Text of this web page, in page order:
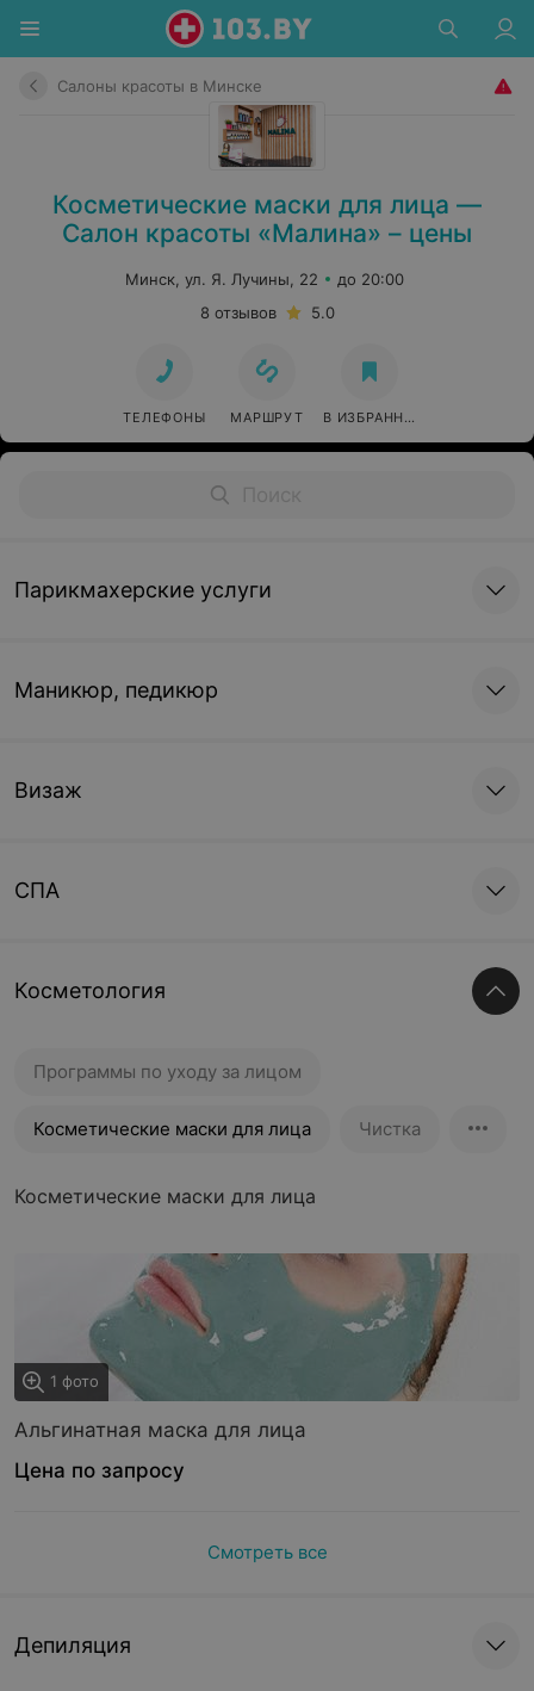
Салоны красоты в Минске
Косметические маски для лица —
Салон красоты «Малина» – цены
Минск, ул. Я. Лучины, 22
до 20:00
8 отзывов
5.0
ТЕЛЕФОНЫ МАРШРУТ В ИЗБРАННОЕ
Парикмахерские услуги
Маникюр, педикюр
Визаж
СПА
Косметология
Программы по уходу за лицом
Косметические маски для лица Чистка
Косметические маски для лица
1 фото
Альгинатная маска для лица
Цена по запросу
Смотреть все
Депиляция